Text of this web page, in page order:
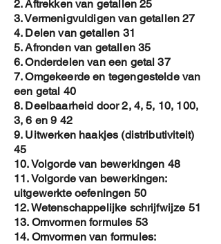
2. Aftrekken van getallen 25
3. Vermenigvuldigen van getallen 27
4. Delen van getallen 31
5. Afronden van getallen 35
6. Onderdelen van een getal 37
7. Omgekeerde en tegengestelde van
een getal 40
8. Deelbaarheid door 2, 4, 5, 10, 100,
3, 6 en 9 42
9. Uitwerken haakjes (distributiviteit)
45
10. Volgorde van bewerkingen 48
11. Volgorde van bewerkingen:
uitgewerkte oefeningen 50
12. Wetenschappelijke schrijfwijze 51
13. Omvormen formules 53
14. Omvormen van formules: